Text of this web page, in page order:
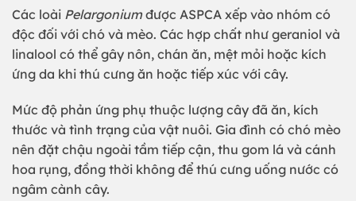
Các loài Pelargonium được ASPCA xếp vào nhóm có
độc đối với chó và mèo. Các hợp chất như geraniol và
linalool có thể gây nôn, chán ăn, mệt mỏi hoặc kích
ứng da khi thú cưng ăn hoặc tiếp xúc với cây.
Mức độ phản ứng phụ thuộc lượng cây đã ăn, kích
thước và tình trạng của vật nuôi. Gia đình có chó mèo
nên đặt chậu ngoài tầm tiếp cận, thu gom lá và cánh
hoa rụng, đồng thời không để thú cưng uống nước có
ngâm cành cây.